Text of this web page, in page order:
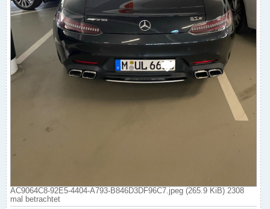
AC9064C8-92E5-4404-A793-B846D3DF96C7.jpeg (265.9 KiB) 2308
mal betrachtet